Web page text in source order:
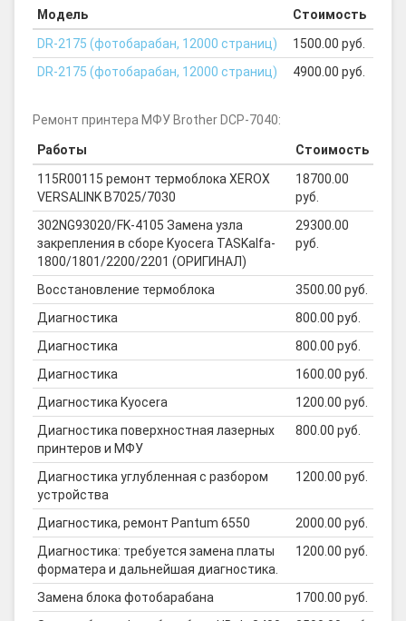
Модель
Стоимость
DR-2175 (фотобарабан, 12000 страниц)
1500.00 руб.
DR-2175 (фотобарабан, 12000 страниц)
4900.00 руб.
Ремонт принтера МФУ Brother DCP-7040:
Работы
Стоимость
115R00115 ремонт термоблока XEROX
VERSALINK B7025/7030
18700.00
руб.
302NG93020/FK-4105 Замена узла
закрепления в сборе Kyocera TASKalfa-
1800/1801/2200/2201 (ОРИГИНАЛ)
29300.00
руб.
Восстановление термоблока
3500.00 руб.
Диагностика
800.00 руб.
Диагностика
800.00 руб.
Диагностика
1600.00 руб.
Диагностика Kyocera
1200.00 руб.
Диагностика поверхностная лазерных
принтеров и МФУ
800.00 руб.
Диагностика углубленная с разбором
устройства
1200.00 руб.
Диагностика, ремонт Pantum 6550
2000.00 руб.
Диагностика: требуется замена платы
форматера и дальнейшая диагностика.
1200.00 руб.
Замена блока фотобарабана
1700.00 руб.